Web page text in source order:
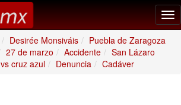
Desirée Monsiváis
Puebla de Zaragoza
27 de marzo Accidente
San Lázaro
cruz azul
Denuncia Cadáver